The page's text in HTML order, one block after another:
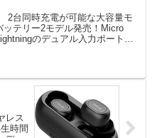
台同時充電が可能な大容量モ
ッテリー2モデル発売！Micro
のデュアル入力ポートを
レス
時間